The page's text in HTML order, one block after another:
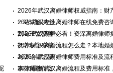
2026年武汉离婚律师权威指南：财
一站式解决全
2026武汉专业离婚律师在线免费咨
割与子女抚养
2026武汉离婚必看！资深离婚律师
抚养权争夺核
2026武汉离婚流程怎么走？本地婚
与诉讼避坑要
2026年武汉离婚律师费用标准及流
事律师教你如
2026最新武汉离婚流程及费用标准